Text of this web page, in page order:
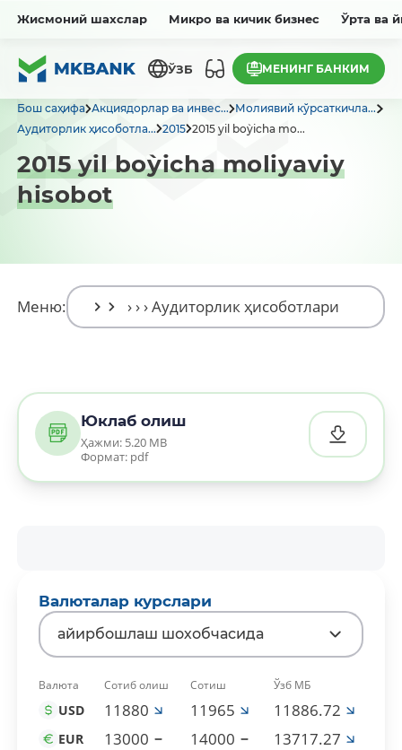
Жисмоний шахслар Микро ва кичик бизнес Ўрта ва
ЎЗБ МЕНИНГ БАНКИМ
Бош саҳифа Акциядорлар ва инвес... Молиявий кўрсаткичла...
Аудиторлик ҳисоботла... 2015 2015 yil bo`yicha mo...
2015 yil bo`yicha moliyaviy
hisobot
Меню:
Юклаб олиш
Ҳажми: 5.20 MB
Формат: pdf
Валюталар курслари
айирбошлаш шохобчасида
Валюта Сотиб олиш Сотиш Ўзб МБ
USD 11880 11965 11886.72
EUR 13000 14000 13717.27